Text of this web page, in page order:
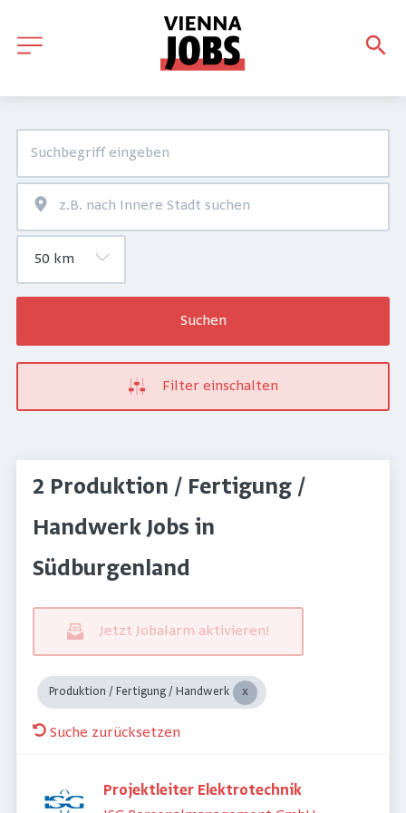
Suchen
Filter einschalten
2 Produktion / Fertigung /
Handwerk Jobs in
Südburgenland
Jetzt Jobalarm aktivieren!
Produktion / Fertigung / Handwerk
Suche zurücksetzen
Projektleiter Elektrotechnik